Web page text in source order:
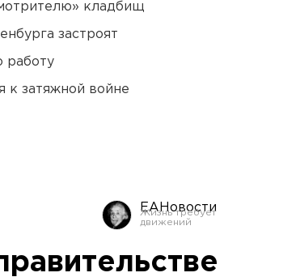
кладбищ
застроят
работу
к затяжной войне
ЕАНовости